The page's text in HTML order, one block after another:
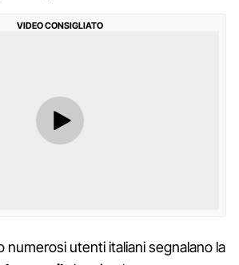
VIDEO CONSIGLIATO
numerosi utenti italiani segnalano la